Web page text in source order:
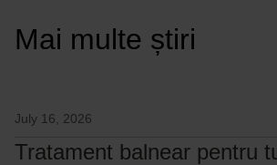
Mai multe știri
July 16, 2026
Tratament balnear pentru